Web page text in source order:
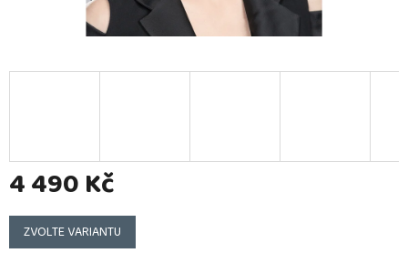
4 490 Kč
Měrná
cena:
ZVOLTE VARIANTU